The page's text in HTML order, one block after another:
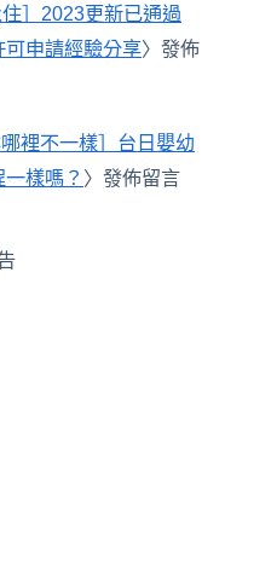
住］2023更新已通過
申請經驗分享〉發佈
哪裡不一樣］台日嬰幼
樣嗎？ 〉發佈留言